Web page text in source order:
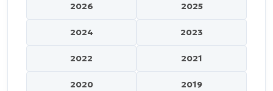
2026 2025
2024 2023
2022 2021
2020 2019